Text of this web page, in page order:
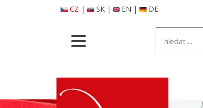
CZ | SK| EN | DE